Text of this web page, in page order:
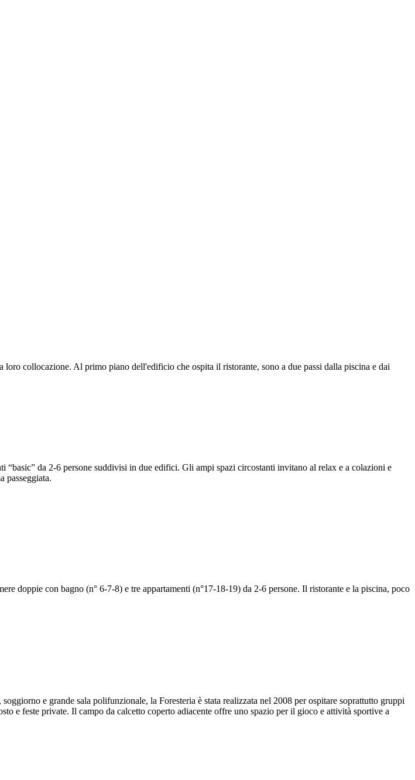
collocazione. Al primo piano dell'edificio che ospita il ristorante, sono a due passi dalla piscina e dai
da 2-6 persone suddivisi in due edifici. Gli ampi spazi circostanti invitano al relax e a colazioni e
passeggiata.
doppie con bagno (n° 6-7-8) e tre appartamenti (n°17-18-19) da 2-6 persone. Il ristorante e la piscina, poco
e grande sala polifunzionale, la Foresteria è stata realizzata nel 2008 per ospitare soprattutto gruppi
e feste private. Il campo da calcetto coperto adiacente offre uno spazio per il gioco e attività sportive a